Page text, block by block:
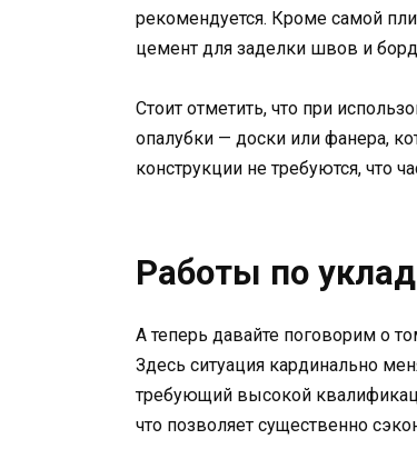
рекомендуется. Кроме самой
цемент для заделки швов и
Стоит отметить, что при
опалубки — доски или фанера,
конструкции не требуются, что
Работы по
А теперь давайте поговорим о
Здесь ситуация кардинально
требующий высокой
что позволяет существенно